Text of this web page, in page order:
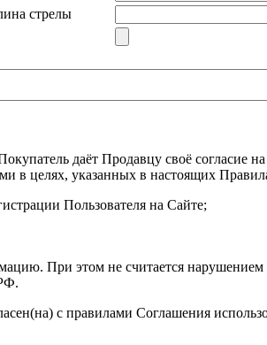
стрелы
даёт Продавцу своё
в целях, указанных в настоящих
Пользователя на Сайте;
При этом не считается нарушением
с правилами Соглашения